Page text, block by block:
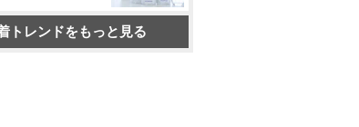
トレンドをもっと見る